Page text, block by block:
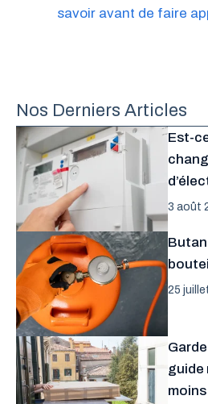
savoir avant de faire
Nos Derniers Articles
Est-
3 août
25
guide